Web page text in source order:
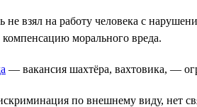
не взял на работу человека с
морального вреда.
— вакансия шахтёра, вахтовика, —
по внешнему виду, нет